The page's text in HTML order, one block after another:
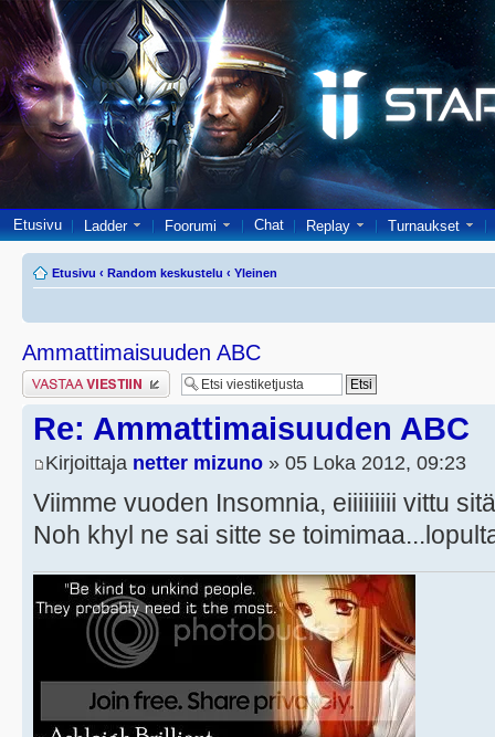
Etusivu Ladder Foorumi Chat Replay Turnaukset
Etusivu ‹ Random keskustelu ‹ Yleinen
Ammattimaisuuden ABC
Lähetä vastaus
Re: Ammattimaisuuden ABC
Kirjoittaja netter mizuno » 05 Loka 2012, 09:23
Viimme vuoden Insomnia, eiiiiiiiii vittu
Noh khyl ne sai sitte se